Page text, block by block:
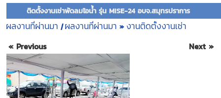
ติดตั้งงานเช่าพัดลมไอน้ำ รุ่น MISE-24 อบจ.สมุทรปราการ
ผลงานที่ผ่านมา | ผลงานที่ผ่านมา » งานติดตั้งงานเช่า
« Previous Next »